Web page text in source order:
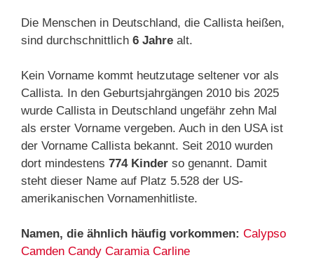
Die Menschen in Deutschland, die Callista heißen,
sind durchschnittlich 6 Jahre alt.
Kein Vorname kommt heutzutage seltener vor als
Callista. In den Geburtsjahrgängen 2010 bis 2025
wurde Callista in Deutschland ungefähr zehn Mal
als erster Vorname vergeben. Auch in den USA ist
der Vorname Callista bekannt. Seit 2010 wurden
dort mindestens 774 Kinder so genannt. Damit
steht dieser Name auf Platz 5.528 der US-
amerikanischen Vornamenhitliste.
Namen, die ähnlich häufig vorkommen: Calypso
Camden Candy Caramia Carline